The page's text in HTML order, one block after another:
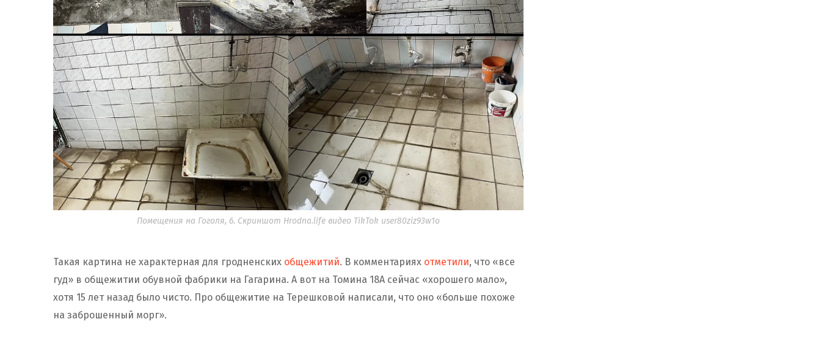
Помещения на Гоголя, 6. Скриншот Hrodna.life видео TikTok user80ziz93w1o
Такая картина не характерная для гродненских общежитий. В комментариях отметили, что «все
гуд» в общежитии обувной фабрики на Гагарина. А вот на Томина 18А сейчас «хорошего мало»,
хотя 15 лет назад было чисто. Про общежитие на Терешковой написали, что оно «больше похоже
на заброшенный морг».